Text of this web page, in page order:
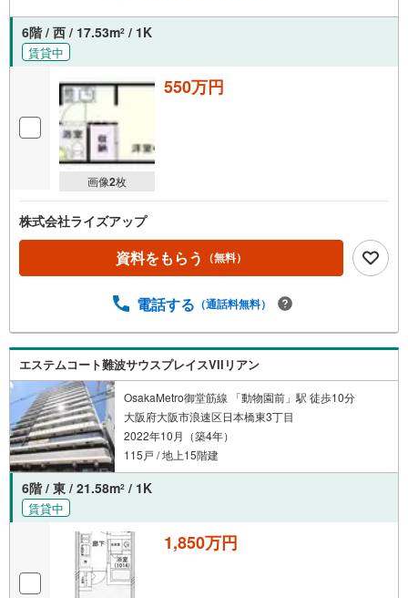
6階 / 西 / 17.53m2 / 1K
賃貸中
画像2枚
550万円
株式会社ライズアップ
資料をもらう （無料）
電話する （通話料無料）
エステムコート難波サウスプレイスVIIリアン
OsakaMetro御堂筋線 「動物園前」駅 徒歩10分
大阪府大阪市浪速区日本橋東3丁目
2022年10月（築4年）
115戸 / 地上15階建
6階 / 東 / 21.58m2 / 1K
賃貸中
1,850万円